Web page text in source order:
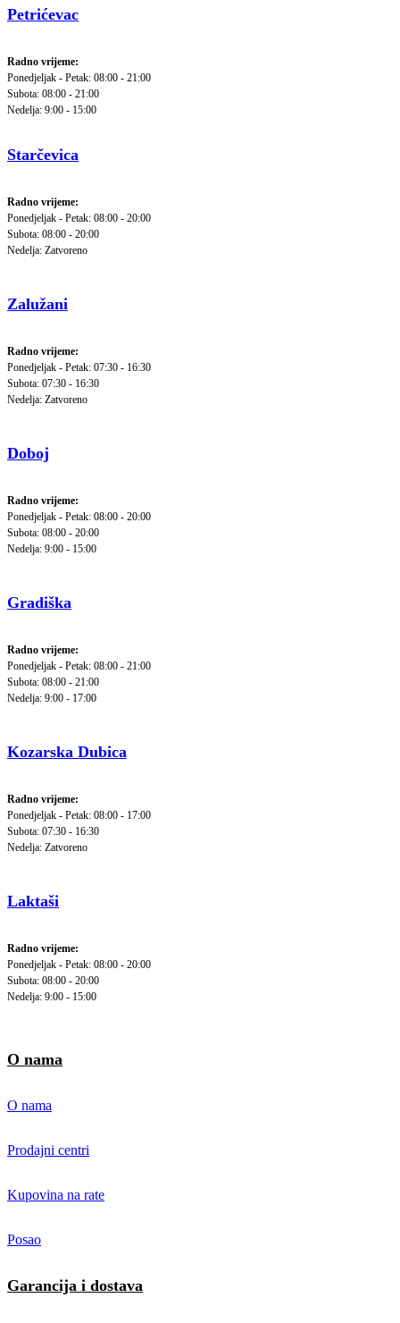
Petrićevac
Radno vrijeme:
Ponedjeljak - Petak: 08:00 - 21:00
Subota: 08:00 - 21:00
Nedelja: 9:00 - 15:00
Starčevica
Radno vrijeme:
Ponedjeljak - Petak: 08:00 - 20:00
Subota: 08:00 - 20:00
Nedelja: Zatvoreno
Zalužani
Radno vrijeme:
Ponedjeljak - Petak: 07:30 - 16:30
Subota: 07:30 - 16:30
Nedelja: Zatvoreno
Doboj
Radno vrijeme:
Ponedjeljak - Petak: 08:00 - 20:00
Subota: 08:00 - 20:00
Nedelja: 9:00 - 15:00
Gradiška
Radno vrijeme:
Ponedjeljak - Petak: 08:00 - 21:00
Subota: 08:00 - 21:00
Nedelja: 9:00 - 17:00
Kozarska Dubica
Radno vrijeme:
Ponedjeljak - Petak: 08:00 - 17:00
Subota: 07:30 - 16:30
Nedelja: Zatvoreno
Laktaši
Radno vrijeme:
Ponedjeljak - Petak: 08:00 - 20:00
Subota: 08:00 - 20:00
Nedelja: 9:00 - 15:00
O nama
O nama
Prodajni centri
Kupovina na rate
Posao
Garancija i dostava